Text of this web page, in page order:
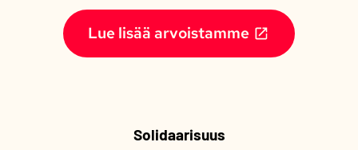
Lue lisää arvoistamme
Solidaarisuus